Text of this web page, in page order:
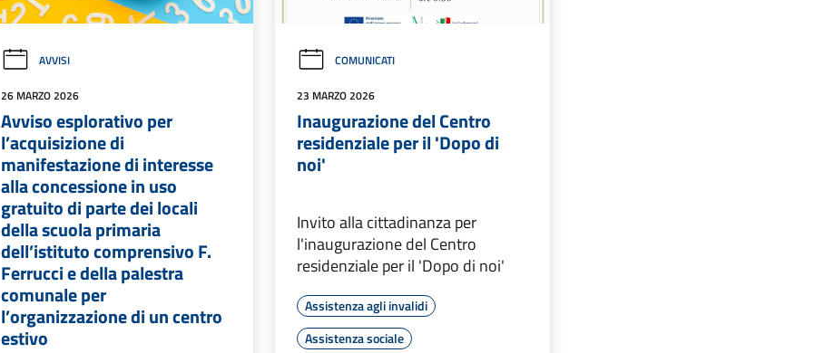
AVVISI
26 MARZO 2026
Avviso esplorativo per
l’acquisizione di
manifestazione di interesse
alla concessione in uso
gratuito di parte dei locali
della scuola primaria
dell’istituto comprensivo F.
Ferrucci e della palestra
comunale per
l’organizzazione di un centro
estivo
COMUNICATI
23 MARZO 2026
Inaugurazione del Centro
residenziale per il 'Dopo di
noi'
Invito alla cittadinanza per
l'inaugurazione del Centro
residenziale per il 'Dopo di noi'
Assistenza agli invalidi
Assistenza sociale